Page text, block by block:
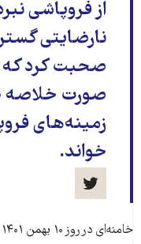
از فروپاشی
نارضایتی
صحبت کرد که
صورت خلاصه
زمینه‌های
خواند.